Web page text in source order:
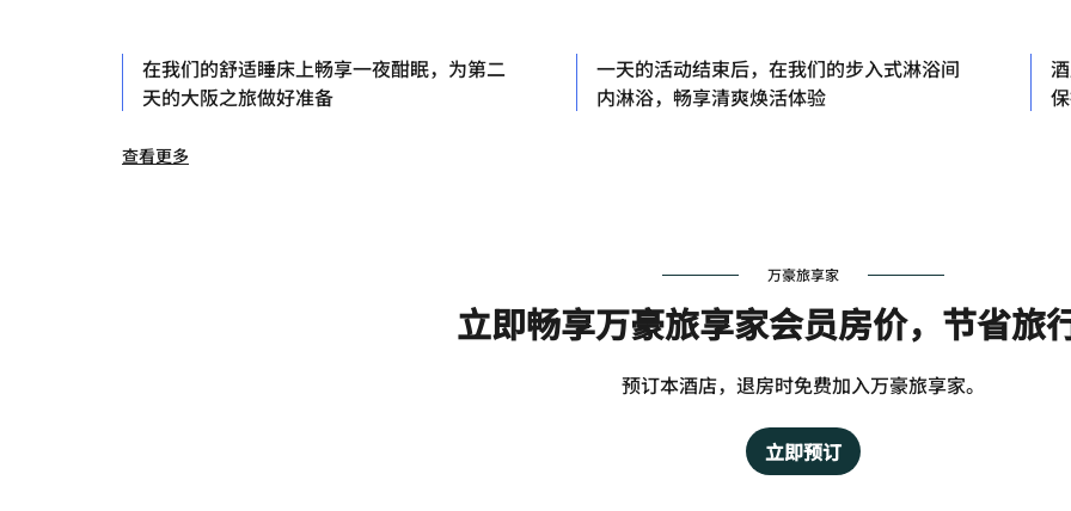
在我们的舒适睡床上畅享一夜酣眠，为第二
天的大阪之旅做好准备
一天的活动结束后，在我们的步入式淋浴间
内淋浴，畅享清爽焕活体验
查看更多
万豪旅享家
立即畅享万豪旅享家会员房价，节省旅
预订本酒店，退房时免费加入万豪旅享家。
立即预订